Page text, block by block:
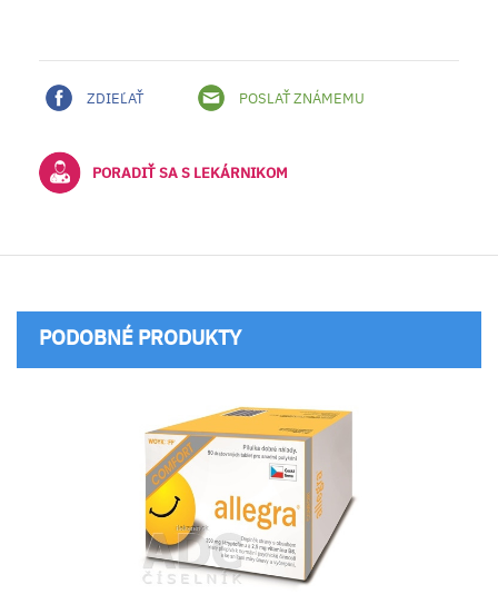
ZDIEĽAŤ POSLAŤ ZNÁMEMU
PORADIŤ SA S LEKÁRNIKOM
PODOBNÉ PRODUKTY